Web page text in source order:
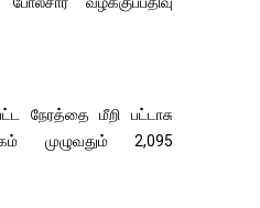
நேரத்தை மீறி பட்டாசு
முழுவதும் 2,095